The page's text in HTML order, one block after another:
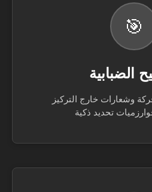
🎯
الضبابية
وشعارات خارج التركيز
تحديد ذكية